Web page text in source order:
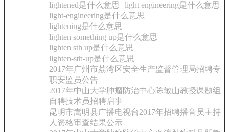
lightened是什么意思
light engineering是什么意思
light-engineering是什么意思
lightening是什么意思
lighten something up是什么意思
lighten sth up是什么意思
lighten-sth-up是什么意思
2017年广州市荔湾区安全生产监督管理局招聘专
职安监员公告
2017年中山大学肿瘤防治中心陈敏山教授课题组
自聘技术员招聘启事
昆明市嵩明县广播电视台2017年招聘播音员主持
人资格审查结果公示